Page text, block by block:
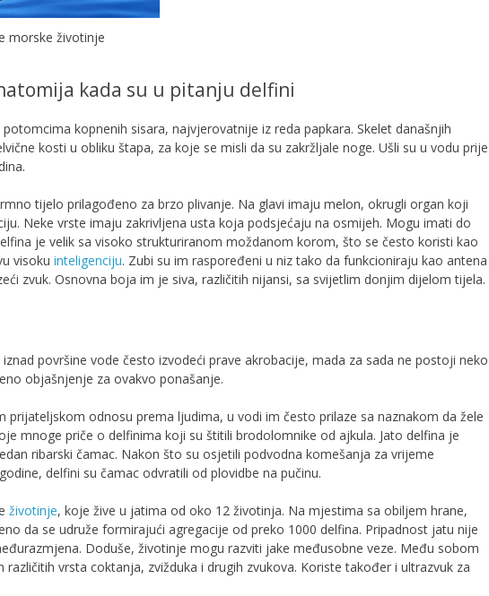
morske životinje
kada su u pitanju delfini
kopnenih sisara, najvjerovatnije iz reda papkara. Skelet današnjih
kosti u obliku štapa, za koje se misli da su zakržljale noge. Ušli su u vodu prije
tijelo prilagođeno za brzo plivanje. Na glavi imaju melon, okrugli organ koji
Neke vrste imaju zakrivljena usta koja podsjećaju na osmijeh. Mogu imati do
je velik sa visoko strukturiranom moždanom korom, što se često koristi kao
visokuinteligenciju. Zubi su im raspoređeni u niz tako da funkcioniraju kao antena
zvuk. Osnovna boja im je siva, različitih nijansi, sa svijetlim donjim dijelom tijela.
površine vode često izvodeći prave akrobacije, mada za sada ne postoji neko
objašnjenje za ovakvo ponašanje.
prijateljskom odnosu prema ljudima, u vodi im često prilaze sa naznakom da žele
mnoge priče o delfinima koji su štitili brodolomnike od ajkula. Jato delfina je
ribarski čamac. Nakon što su osjetili podvodna komešanja za vrijeme
delfini su čamac odvratili od plovidbe na pučinu.
životinje, koje žive u jatima od oko 12 životinja. Na mjestima sa obiljem hrane,
da se udruže formirajući agregacije od preko 1000 delfina. Pripadnost jatu nije
Doduše, životinje mogu razviti jake međusobne veze. Među sobom
različitih vrsta coktanja, zvižduka i drugih zvukova. Koriste također i ultrazvuk za